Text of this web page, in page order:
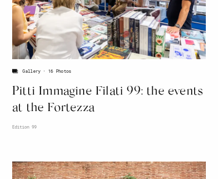
Pitti Immagine Filati 99: the events
at the Fortezza
Gallery 16 Photos
Edition 99